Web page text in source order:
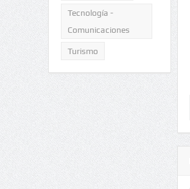
Tecnología -
Comunicaciones
Turismo
Soberanía y fútbol